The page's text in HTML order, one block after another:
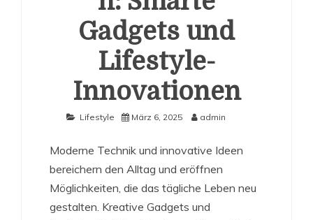
Gadgets und
Lifestyle-
Innovationen
Lifestyle März 6, 2025 admin
Moderne Technik und innovative Ideen
bereichern den Alltag und eröffnen
Möglichkeiten, die das tägliche Leben neu
gestalten. Kreative Gadgets und